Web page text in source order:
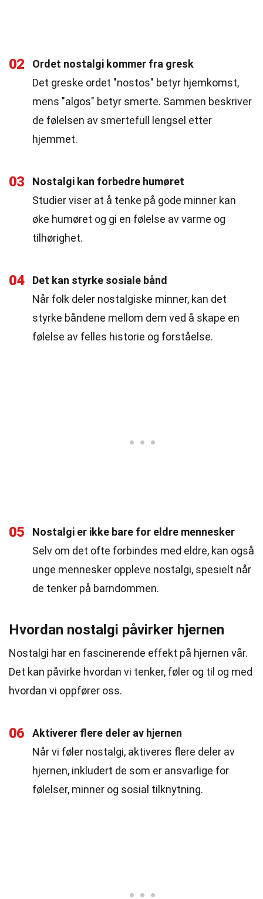
02
Ordet nostalgi kommer fra gresk
Det greske ordet "nostos" betyr hjemkomst,
mens "algos" betyr smerte. Sammen beskriver
de følelsen av smertefull lengsel etter
hjemmet.
03
Nostalgi kan forbedre humøret
Studier viser at å tenke på gode minner kan
øke humøret og gi en følelse av varme og
tilhørighet.
04
Det kan styrke sosiale bånd
Når folk deler nostalgiske minner, kan det
styrke båndene mellom dem ved å skape en
følelse av felles historie og forståelse.
05
Nostalgi er ikke bare for eldre mennesker
Selv om det ofte forbindes med eldre, kan også
unge mennesker oppleve nostalgi, spesielt når
de tenker på barndommen.
Hvordan nostalgi påvirker hjernen
Nostalgi har en fascinerende effekt på hjernen vår.
Det kan påvirke hvordan vi tenker, føler og til og med
hvordan vi oppfører oss.
06
Aktiverer flere deler av hjernen
Når vi føler nostalgi, aktiveres flere deler av
hjernen, inkludert de som er ansvarlige for
følelser, minner og sosial tilknytning.